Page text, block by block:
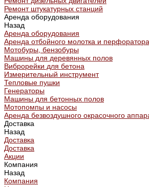
Ремонт штукатурных станций
Аренда оборудования
Назад
Аренда оборудования
Аренда отбойного молотка и перфоратора
Мотобуры, бензобуры
Машины для деревянных полов
Виброрейки для бетона
Измерительный инструмент
Тепловые пушки
Генераторы
Машины для бетонных полов
Мотопомпы и насосы
Аренда безвоздушного окрасочного
Доставка
Назад
Доставка
Доставка
Акции
Компания
Назад
Компания